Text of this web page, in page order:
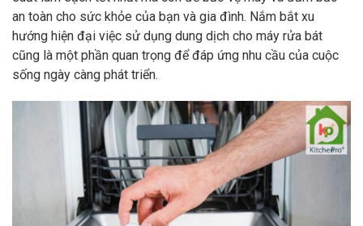
an toàn cho sức khỏe của bạn và gia đình. Nắm bắt xu
hướng hiện đại việc sử dụng dung dịch cho máy rửa bát
cũng là một phần quan trọng để đáp ứng nhu cầu của cuộc
sống ngày càng phát triển.